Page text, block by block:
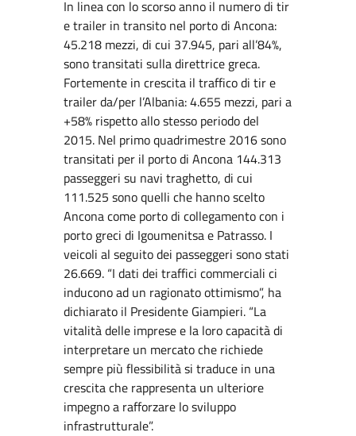
In linea con lo scorso anno il numero di tir
e trailer in transito nel porto di Ancona:
45.218 mezzi, di cui 37.945, pari all’84%,
sono transitati sulla direttrice greca.
Fortemente in crescita il traffico di tir e
trailer da/per l’Albania: 4.655 mezzi, pari a
+58% rispetto allo stesso periodo del
2015. Nel primo quadrimestre 2016 sono
transitati per il porto di Ancona 144.313
passeggeri su navi traghetto, di cui
111.525 sono quelli che hanno scelto
Ancona come porto di collegamento con i
porto greci di Igoumenitsa e Patrasso. I
veicoli al seguito dei passeggeri sono stati
26.669. “I dati dei traffici commerciali ci
inducono ad un ragionato ottimismo”, ha
dichiarato il Presidente Giampieri. “La
vitalità delle imprese e la loro capacità di
interpretare un mercato che richiede
sempre più flessibilità si traduce in una
crescita che rappresenta un ulteriore
impegno a rafforzare lo sviluppo
infrastrutturale”.